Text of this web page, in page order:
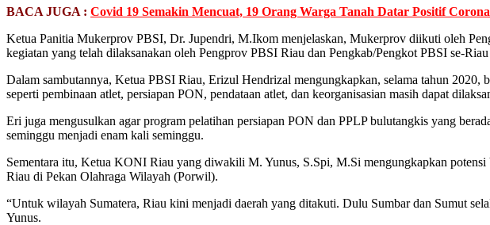
BACA JUGA : Covid 19 Semakin Mencuat, 19 Orang Warga Tanah Datar Positif Corona
Ketua Panitia Mukerprov PBSI, Dr. Jupendri, M.Ikom menjelaskan, Mukerprov diikuti oleh
kegiatan yang telah dilaksanakan oleh Pengprov PBSI Riau dan Pengkab/Pengkot PBSI se-
Dalam sambutannya, Ketua PBSI Riau, Erizul Hendrizal mengungkapkan, selama tahun
seperti pembinaan atlet, persiapan PON, pendataan atlet, dan keorganisasian masih dapat
Eri juga mengusulkan agar program pelatihan persiapan PON dan PPLP bulutangkis yang
seminggu menjadi enam kali seminggu.
Sementara itu, Ketua KONI Riau yang diwakili M. Yunus, S.Spi, M.Si mengungkapkan
Riau di Pekan Olahraga Wilayah (Porwil).
“Untuk wilayah Sumatera, Riau kini menjadi daerah yang ditakuti. Dulu Sumbar dan Sumut
Yunus.